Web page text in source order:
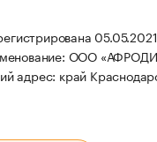
05.05.2021
ООО
адрес: край